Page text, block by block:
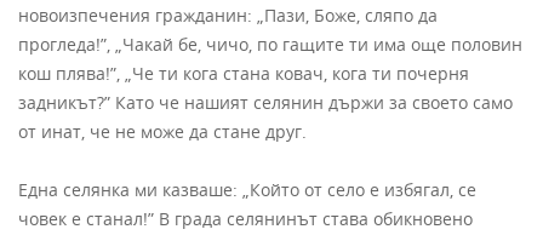
новоизпечения гражданин: „Пази, Боже, сляпо да
прогледа!”, „Чакай бе, чичо, по гащите ти има още половин
кош плява!”, „Че ти кога стана ковач, кога ти почерня
задникът?” Като че нашият селянин държи за своето само
от инат, че не може да стане друг.
Една селянка ми казваше: „Който от село е избягал, се
човек е станал!” В града селянинът става обикновено